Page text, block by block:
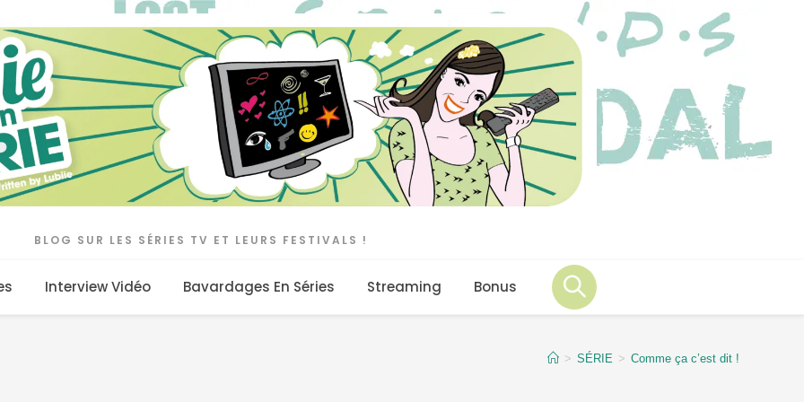
BLOG SUR LES SÉRIES TV ET LEURS FESTIVALS !
Interview Vidéo Bavardages En Séries Streaming Bonus
> SÉRIE > Comme ça c’est dit !